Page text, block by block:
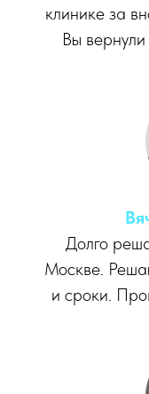
клинике за
Вы
Долго
Москве.
и сроки.